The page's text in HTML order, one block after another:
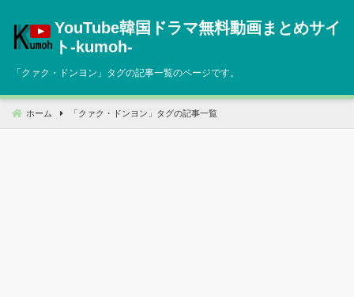
へ
動
YouTube韓国ドラマ無料動画まとめサイ
ト‐kumoh‐
「クァク・ドンヨン 」タグの記事一覧のページです。
ホーム 「 クァク・ドンヨン 」タグの記事一覧